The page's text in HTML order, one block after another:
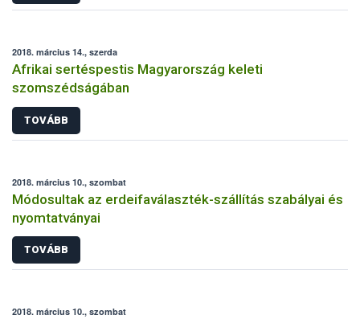
2018. március 14., szerda
Afrikai sertéspestis Magyarország keleti
szomszédságában
TOVÁBB
2018. március 10., szombat
Módosultak az erdeifaválaszték-szállítás szabályai és
nyomtatványai
TOVÁBB
2018. március 10., szombat